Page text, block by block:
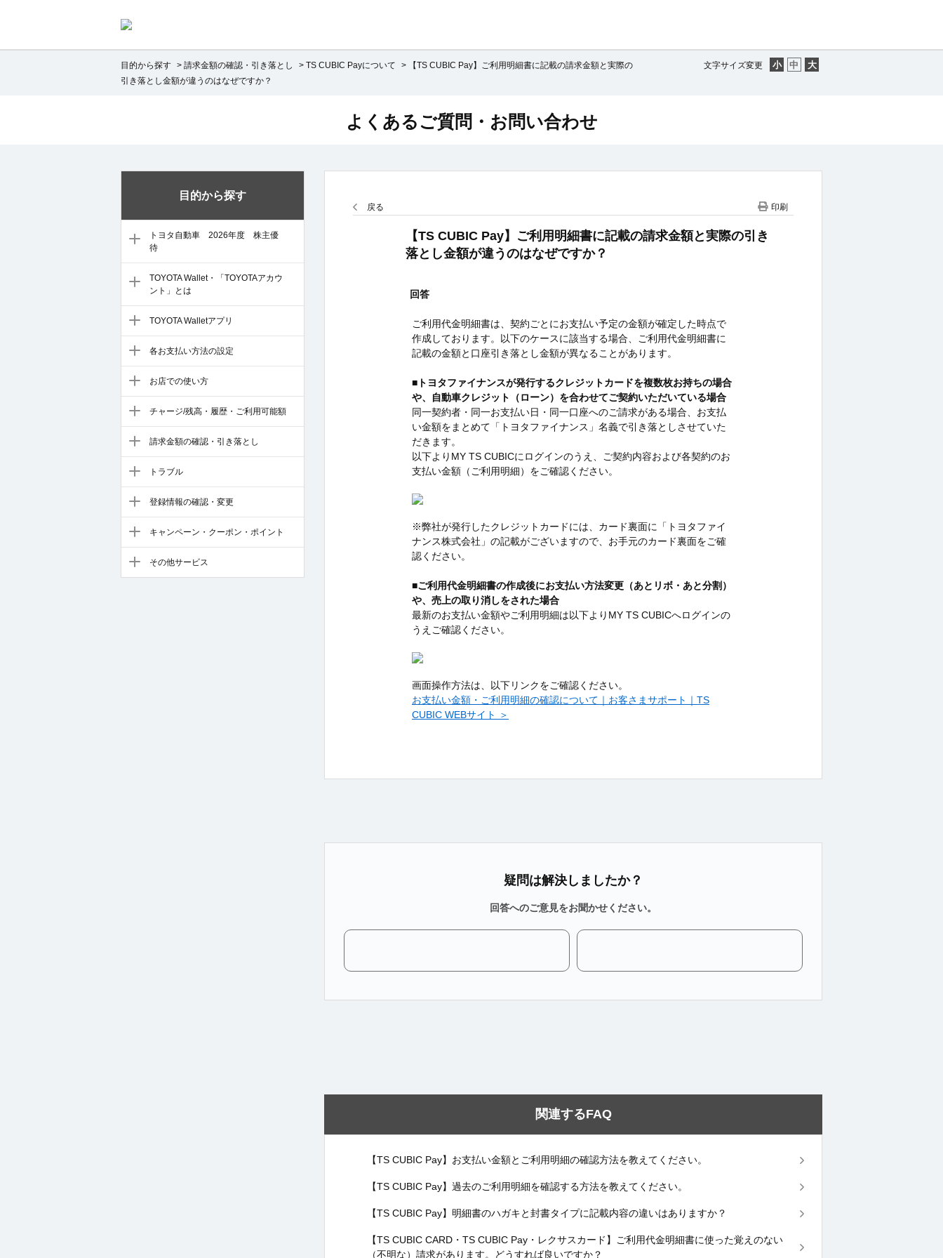
文字サイズ変更
目的から探す > 請求金額の確認・引き落とし > TS CUBIC Payについて >
【TS CUBIC Pay】ご利用明細書に記載の請求金額と実際の
引き落とし金額が違うのはなぜですか？
目的から探す
トヨタ自動車 2026年度 株主優
待
TOYOTA Wallet・「TOYOTAアカウ
ント」とは
TOYOTA Walletアプリ
各お支払い方法の設定
お店での使い方
チャージ/残高・履歴・ご利用可能額
請求金額の確認・引き落とし
トラブル
登録情報の確認・変更
キャンペーン・クーポン・ポイント
その他サービス
よくあるご質問・お問い合わせ
戻る 印刷
【TS CUBIC Pay】ご利用明細書に記載の請求金額と実際の引き
落とし金額が違うのはなぜですか？
回答
ご利用代金明細書は、契約ごとにお支払い予定の金額が確定した時点で
作成しております。以下のケースに該当する場合、ご利用代金明細書に
記載の金額と口座引き落とし金額が異なることがあります。
■トヨタファイナンスが発行するクレジットカードを複数枚お持ちの場合
や、自動車クレジット（ローン）を合わせてご契約いただいている場合
同一契約者・同一お支払い日・同一口座へのご請求がある場合、お支払
い金額をまとめて「トヨタファイナンス」名義で引き落としさせていた
だきます。
以下よりMY TS CUBICにログインのうえ、ご契約内容および各契約のお
支払い金額（ご利用明細）をご確認ください。
※弊社が発行したクレジットカードには、カード裏面に「トヨタファイ
ナンス株式会社」の記載がございますので、お手元のカード裏面をご確
認ください。
■ご利用代金明細書の作成後にお支払い方法変更（あとリボ・あと分割）
や、売上の取り消しをされた場合
最新のお支払い金額やご利用明細は以下よりMY TS CUBICへログインの
うえご確認ください。
画面操作方法は、以下リンクをご確認ください。
お支払い金額・ご利用明細の確認について｜お客さまサポート｜TS
CUBIC WEBサイト ＞
疑問は解決しましたか？
回答へのご意見をお聞かせください。
関連するFAQ
【TS CUBIC Pay】お支払い金額とご利用明細の確認方法を教えてください。
【TS CUBIC Pay】過去のご利用明細を確認する方法を教えてください。
【TS CUBIC Pay】明細書のハガキと封書タイプに記載内容の違いはありますか？
【TS CUBIC CARD・TS CUBIC Pay・レクサスカード】ご利用代金明細書に使った覚えのない
（不明な）請求があります。どうすれば良いですか？